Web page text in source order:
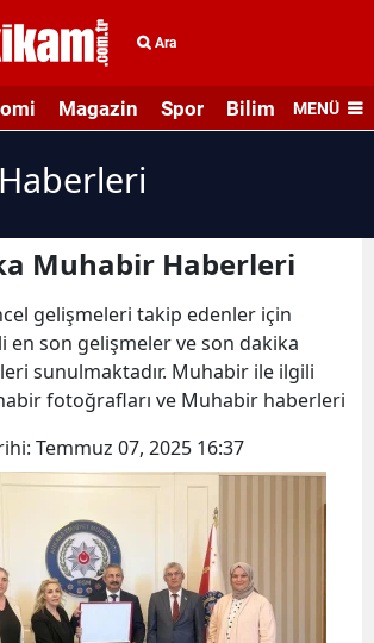
Ara
Magazin Spor Bilim veMENÜ
Muhabir Haberleri
gelişmeleri takip edenler için
en son gelişmeler ve son dakika
sunulmaktadır. Muhabir ile ilgili
fotoğrafları ve Muhabir haberleri
Temmuz 07, 2025 16:37